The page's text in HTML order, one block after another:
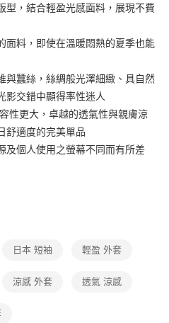
台北富邦商業銀行
台中商業銀行
永豐商業銀行
星展（台灣）商業銀行
中國信託商業銀行
才付款」的支付方式。 讓您購物簡單
、不需儲值。
，即可結帳。
知簡訊。
款，方視為交易完成。
等相關疑問，請聯繫「AFTEE先享後付
)免運費
上)免運費
型，結合輕盈光感面料，展現不費
面料，即使在溫暖悶熱的夏季也能
與蠶絲，絲綢般光澤細緻、具自然
影交錯中顯得率性迷人
性更大，卓越的透氣性與親膚涼
舒適度的完美單品
及個人使用之螢幕不同而有所差
日本 短袖 輕盈 外套
涼感 外套 透氣 涼感